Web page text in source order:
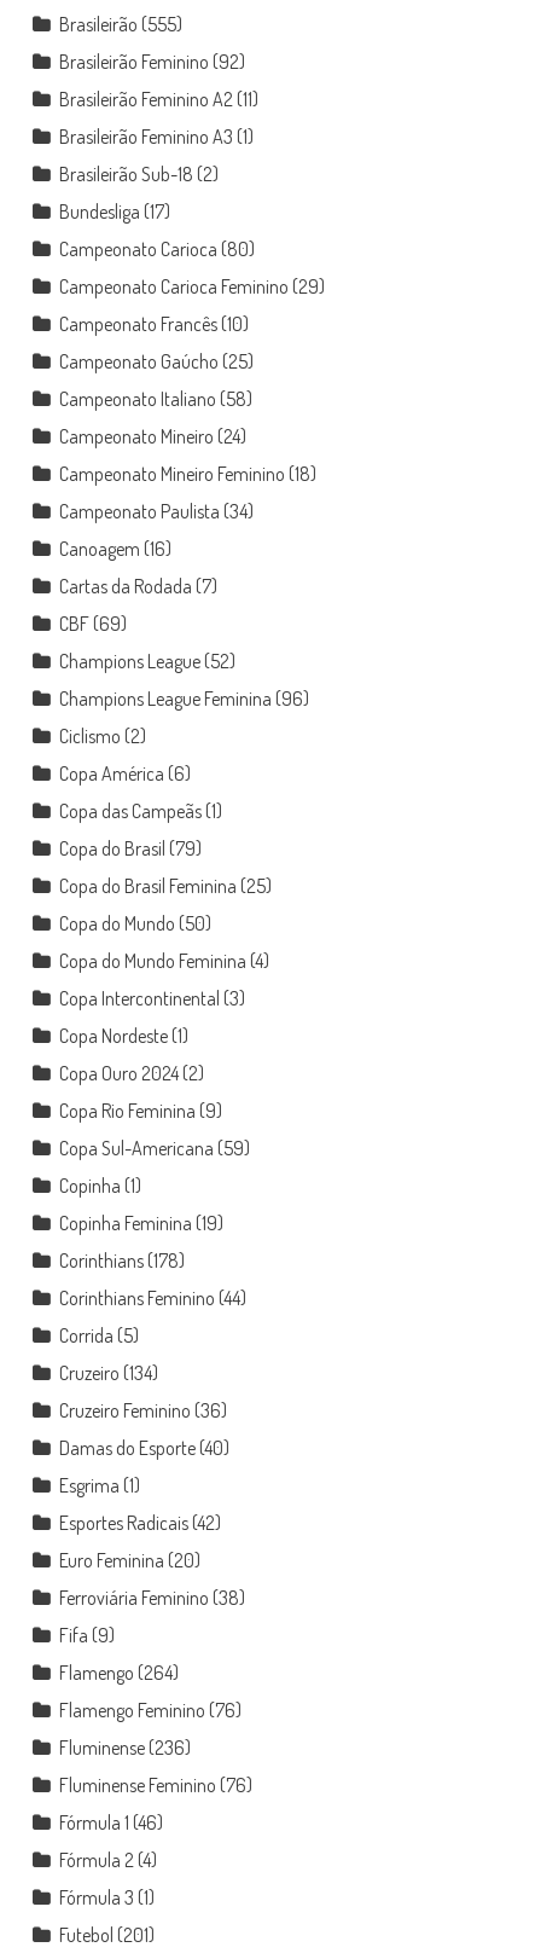
Brasileirão (555)
Brasileirão Feminino (92)
Brasileirão Feminino A2 (11)
Brasileirão Feminino A3 (1)
Brasileirão Sub-18 (2)
Bundesliga (17)
Campeonato Carioca (80)
Campeonato Carioca Feminino (29)
Campeonato Francês(10)
Campeonato Gaúcho (25)
Campeonato Italiano (58)
Campeonato Mineiro (24)
Campeonato Mineiro Feminino (18)
Campeonato Paulista (34)
Canoagem (16)
Cartas da Rodada (7)
CBF(69)
Champions League(52)
Champions League Feminina (96)
Ciclismo (2)
Copa América (6)
Copa das Campeãs(1)
Copa do Brasil (79)
Copa do Brasil Feminina (25)
Copa do Mundo (50)
Copa do Mundo Feminina (4)
Copa Intercontinental (3)
Copa Nordeste(1)
Copa Ouro 2024(2)
Copa Rio Feminina (9)
Copa Sul-Americana (59)
Copinha (1)
Copinha Feminina (19)
Corinthians(178)
Corinthians Feminino (44)
Corrida (5)
Cruzeiro (134)
Cruzeiro Feminino (36)
Damas do Esporte(40)
Esgrima (1)
Esportes Radicais(42)
Euro Feminina (20)
Ferroviária Feminino (38)
Fifa (9)
Flamengo (264)
Flamengo Feminino (76)
Fluminense(236)
Fluminense Feminino (76)
Fórmula 1 (46)
Fórmula 2 (4)
Fórmula 3 (1)
Futebol (201)